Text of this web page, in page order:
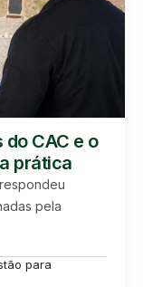
CAC e o
prática
pela
para